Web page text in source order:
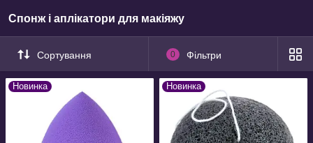
Спонж і аплікатори для макіяжу
Сортування 0 Фільтри
Новинка Новинка